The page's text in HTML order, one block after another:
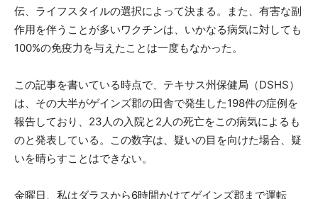
伝、ライフスタイルの選択によって決まる。また、有害な副
作用を伴うことが多いワクチンは、いかなる病気に対しても
100%の免疫力を与えたことは一度もなかった。
この記事を書いている時点で、テキサス州保健局（DSHS）
は、その大半がゲインズ郡の田舎で発生した198件の症例を
報告しており、23人の入院と2人の死亡をこの病気によるも
のと発表している。この数字は、疑いの目を向けた場合、疑
いを晴らすことはできない。
金曜日、私はダラスから6時間かけてゲインズ郡まで運転